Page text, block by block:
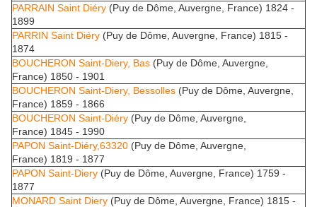
PARRAIN Saint Diéry (Puy de Dôme, Auvergne, France) 1824 -
1899
PARRIN Saint Diéry (Puy de Dôme, Auvergne, France) 1815 -
1874
BOUCHERON Saint-Diery, Bas (Puy de Dôme, Auvergne,
France) 1850 - 1901
BOUCHERON Saint-Diery, Bessolles (Puy de Dôme, Auvergne,
France) 1859 - 1866
BOUCHERON Saint-Diéry (Puy de Dôme, Auvergne,
France) 1845 - 1990
PAPON Saint-Diéry,63320 (Puy de Dôme, Auvergne,
France) 1819 - 1877
PAPON Saint-Diery (Puy de Dôme, Auvergne, France) 1759 -
1877
MONARD Saint Diery (Puy de Dôme, Auvergne, France) 1815 -